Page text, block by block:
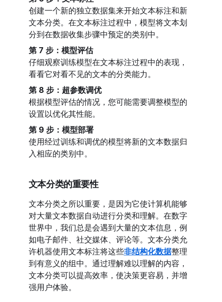
创建一个新的独立数据集来开始文本标注和新
文本分类。在文本标注过程中，模型将文本划
分到在数据收集步骤中预定的类别中。
第 7 步：模型评估
仔细观察训练模型在文本标注过程中的表现，
看看它对看不见的文本的分类能力。
第 8 步：超参数调优
根据模型评估的情况，您可能需要调整模型的
设置以优化其性能。
第 9 步：模型部署
使用经过训练和调优的模型将新的文本数据归
入相应的类别中。
文本分类的重要性
文本分类之所以重要，是因为它使计算机能够
对大量文本数据自动进行分类和理解。在数字
世界中，我们总是会遇到大量的文本信息，例
如电子邮件、社交媒体、评论等。文本分类允
许机器使用文本标注将这些非结构化数据整理
到有意义的组中。通过理解难以理解的内容，
文本分类可以提高效率，使决策更容易，并增
强用户体验。